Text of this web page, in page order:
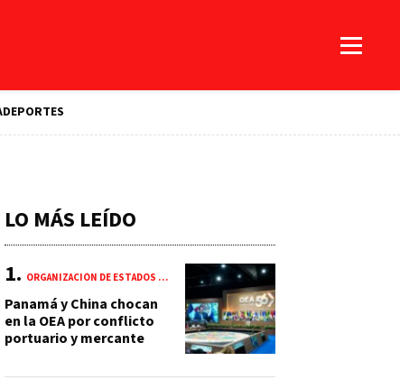
DEPORTES
LO MÁS LEÍDO
ORGANIZACIÓN DE ESTADOS AMERICANOS (OEA)
Panamá y China chocan
en la OEA por conflicto
portuario y mercante